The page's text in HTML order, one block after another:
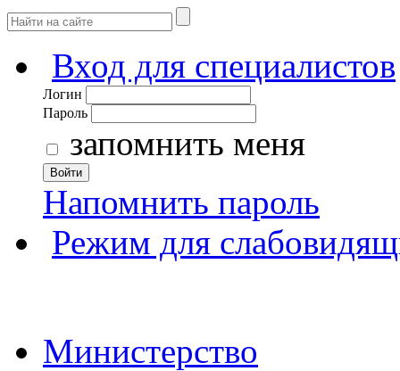
Вход для специалистов
Логин
Пароль
запомнить меня
Войти
Напомнить пароль
Режим для
Министерство